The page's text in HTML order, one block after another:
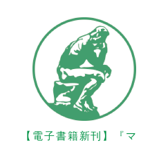
【電子書籍新刊】『マ